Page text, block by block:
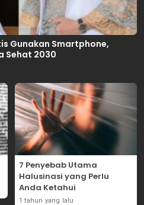
Gunakan Smartphone,
Sehat 2030
7 Penyebab Utama
Halusinasi yang Perlu
Anda Ketahui
1 tahun yang lalu